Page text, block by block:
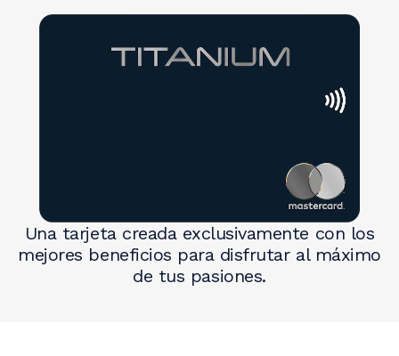
Una tarjeta creada exclusivamente con los
mejores beneficios para disfrutar al máximo
de tus pasiones.
Image